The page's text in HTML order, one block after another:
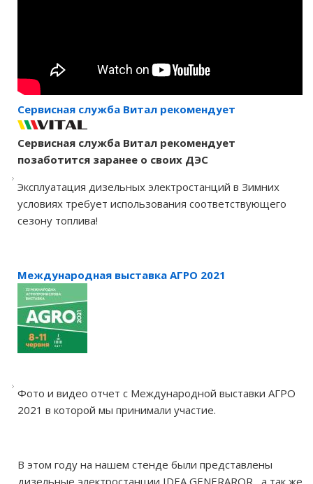
Сервисная служба Витал рекомендует
Сервисная служба Витал рекомендует
позаботится заранее о своих ДЭС
Эксплуатация дизельных электростанций в Зимних
условиях требует использования соответствующего
сезону топлива!
Международная выставка АГРО 2021
Фото и видео отчет с Международной выставки АГРО
2021 в которой мы принимали участие.
В этом году на нашем стенде были представлены
дизельные электростанции IDEA GENERAROR , а так же